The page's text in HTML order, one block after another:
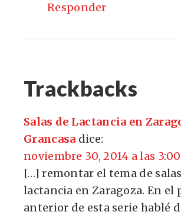
Responder
Trackbacks
Salas de Lactancia en
Grancasa dice:
noviembre 30, 2014 a las
[…] remontar el tema de
lactancia en Zaragoza. En el
anterior de esta serie hablé